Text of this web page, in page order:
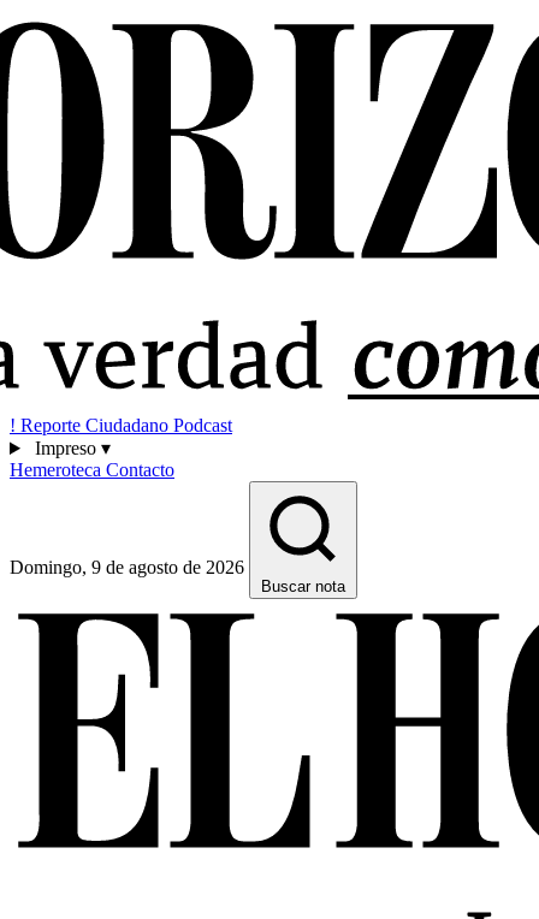
! Reporte Ciudadano Podcast
Impreso ▾
Hemeroteca Contacto
Domingo, 9 de agosto de 2026
Buscar nota